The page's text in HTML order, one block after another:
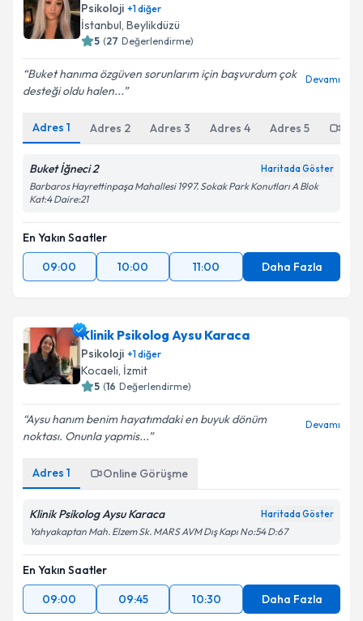
Psikoloji +1diğer
İstanbul, Beylikdüzü
5 (27 Değerlendirme)
Buket hanıma özgüven sorunlarım için başvurdum çok
desteği oldu halen...
Devamı
Adres 1 Adres 2 Adres 3 Adres 4 Adres 5
Buket İğneci 2 Haritada Göster
Barbaros Hayrettinpaşa Mahallesi 1997. Sokak Park Konutları A Blok
Kat:4 Daire:21
En Yakın Saatler
09:00
10:00 11:00 Daha Fazla
Klinik Psikolog Aysu Karaca
Psikoloji +1diğer
Kocaeli, İzmit
5 (16 Değerlendirme)
Aysu hanım benim hayatımdaki en buyuk dönüm
noktası. Onunla yapmis...
Devamı
Adres 1 Online Görüşme
Klinik Psikolog Aysu Karaca Haritada Göster
Yahyakaptan Mah. Elzem Sk. MARS AVM Dış Kapı No:54 D:67
En Yakın Saatler
09:00
09:45 10:30 Daha Fazla